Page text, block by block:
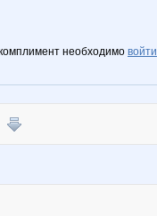
необходимо войти